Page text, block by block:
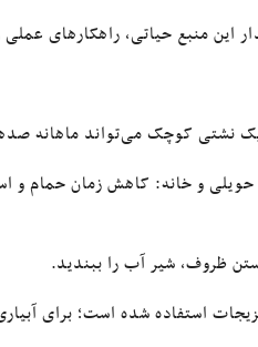
این منبع حیاتی، راهکارهای
نشتی کوچک می‌تواند ماهانه
و خانه: کاهش زمان حمام و
ظروف، شیر آب را ببندید.
استفاده شده است؛ برای